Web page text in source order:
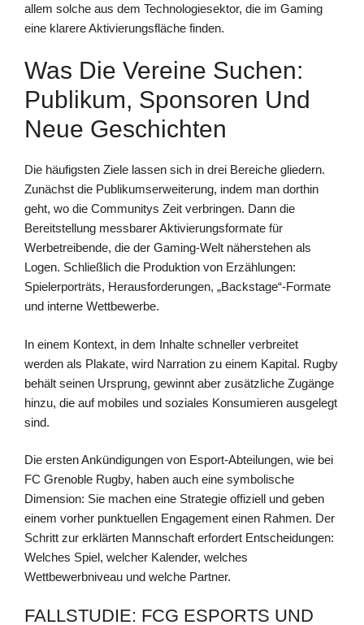
allem solche aus dem Technologiesektor, die im Gaming
eine klarere Aktivierungsfläche finden.
Was Die Vereine Suchen:
Publikum, Sponsoren Und
Neue Geschichten
Die häufigsten Ziele lassen sich in drei Bereiche gliedern.
Zunächst die Publikumserweiterung, indem man dorthin
geht, wo die Communitys Zeit verbringen. Dann die
Bereitstellung messbarer Aktivierungsformate für
Werbetreibende, die der Gaming-Welt näherstehen als
Logen. Schließlich die Produktion von Erzählungen:
Spielerporträts, Herausforderungen, „Backstage“-Formate
und interne Wettbewerbe.
In einem Kontext, in dem Inhalte schneller verbreitet
werden als Plakate, wird Narration zu einem Kapital. Rugby
behält seinen Ursprung, gewinnt aber zusätzliche Zugänge
hinzu, die auf mobiles und soziales Konsumieren ausgelegt
sind.
Die ersten Ankündigungen von Esport-Abteilungen, wie bei
FC Grenoble Rugby, haben auch eine symbolische
Dimension: Sie machen eine Strategie offiziell und geben
einem vorher punktuellen Engagement einen Rahmen. Der
Schritt zur erklärten Mannschaft erfordert Entscheidungen:
Welches Spiel, welcher Kalender, welches
Wettbewerbniveau und welche Partner.
FALLSTUDIE: FCG ESPORTS UND